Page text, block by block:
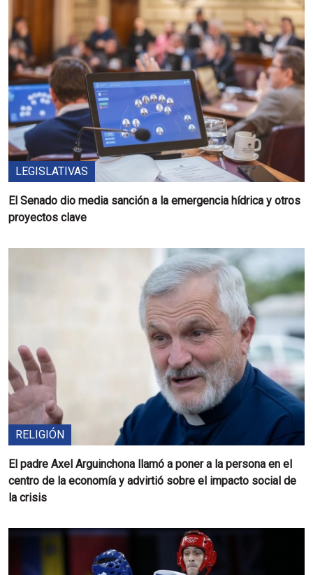
LEGISLATIVAS
El Senado dio media sanción a la emergencia hídrica y otros
proyectos clave
RELIGIÓN
El padre Axel Arguinchona llamó a poner a la persona en el
centro de la economía y advirtió sobre el impacto social de
la crisis